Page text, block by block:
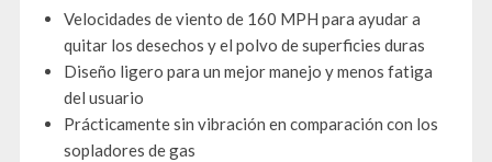
Velocidades de viento de 160 MPH para ayudar a
quitar los desechos y el polvo de superficies duras
Diseño ligero para un mejor manejo y menos fatiga
del usuario
Prácticamente sin vibración en comparación con los
sopladores de gas